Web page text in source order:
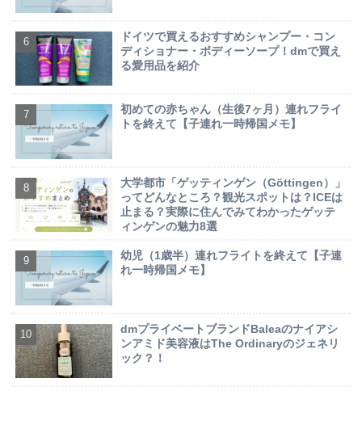
ドイツで買えるおすすめシャンプー・コン
ディショナー・ボディーソープ！dmで買え
る愛用品を紹介
初めての赤ちゃん（生後7ヶ月）連れフライ
トを終えて【子連れ一時帰国メモ】
大学都市「ゲッティンゲン（Göttingen）」
ってどんなところ？観光スポットは？ICEは
止まる？実際に住んでみてわかったゲッテ
ィンゲンの魅力8選
幼児（1歳半）連れフライトを終えて【子連
れ一時帰国メモ】
dmプライベートブランドBaleaのナイアシ
ンアミド美容液はThe Ordinaryのジェネリ
ック？！